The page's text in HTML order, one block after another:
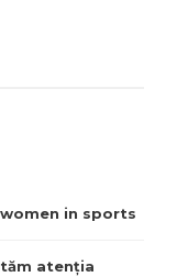
in sports
atenția